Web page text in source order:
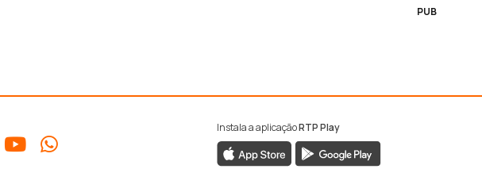
PUB
Instala a aplicaçãoRTP Play